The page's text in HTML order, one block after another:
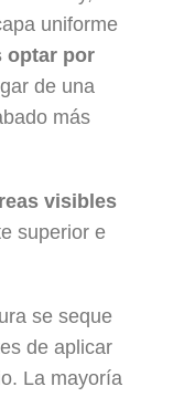
uniforme
optar por
de una
más
visibles
superior e
se seque
de aplicar
La mayoría